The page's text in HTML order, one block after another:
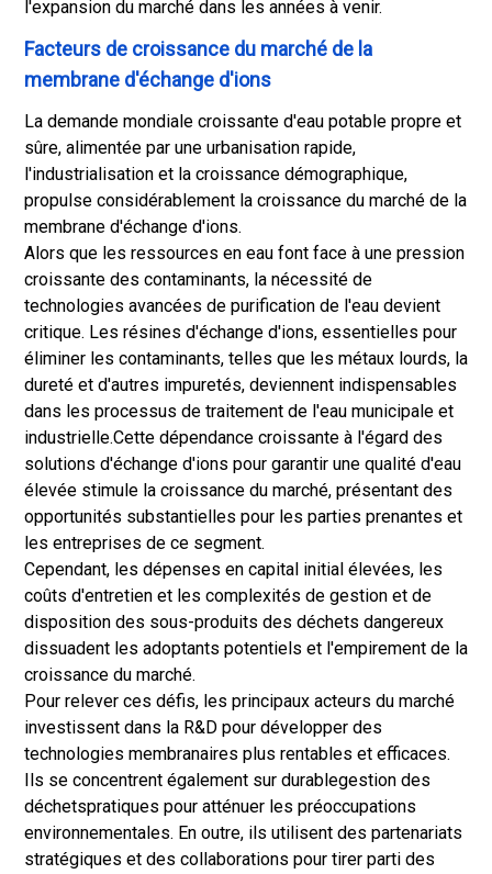
l'expansion du marché dans les années à venir.
Facteurs de croissance du marché de la
membrane d'échange d'ions
La demande mondiale croissante d'eau potable propre et
sûre, alimentée par une urbanisation rapide,
l'industrialisation et la croissance démographique,
propulse considérablement la croissance du marché de la
membrane d'échange d'ions.
Alors que les ressources en eau font face à une pression
croissante des contaminants, la nécessité de
technologies avancées de purification de l'eau devient
critique. Les résines d'échange d'ions, essentielles pour
éliminer les contaminants, telles que les métaux lourds, la
dureté et d'autres impuretés, deviennent indispensables
dans les processus de traitement de l'eau municipale et
industrielle.Cette dépendance croissante à l'égard des
solutions d'échange d'ions pour garantir une qualité d'eau
élevée stimule la croissance du marché, présentant des
opportunités substantielles pour les parties prenantes et
les entreprises de ce segment.
Cependant, les dépenses en capital initial élevées, les
coûts d'entretien et les complexités de gestion et de
disposition des sous-produits des déchets dangereux
dissuadent les adoptants potentiels et l'empirement de la
croissance du marché.
Pour relever ces défis, les principaux acteurs du marché
investissent dans la R&D pour développer des
technologies membranaires plus rentables et efficaces.
Ils se concentrent également sur durablegestion des
déchetspratiques pour atténuer les préoccupations
environnementales. En outre, ils utilisent des partenariats
stratégiques et des collaborations pour tirer parti des